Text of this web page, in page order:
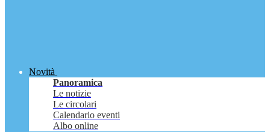
Novità
Panoramica
Le notizie
Le circolari
Calendario eventi
Albo online